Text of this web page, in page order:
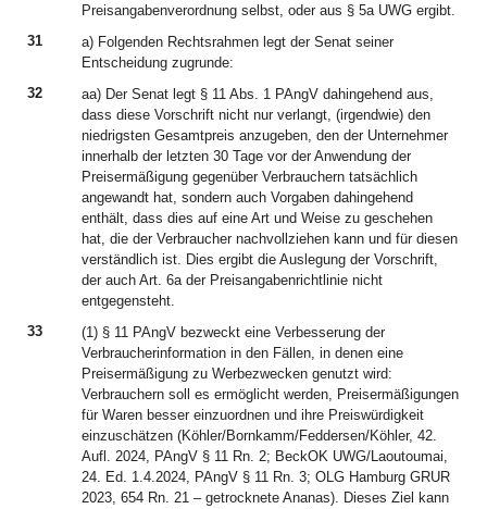
Preisangabenverordnung selbst, oder aus § 5a UWG ergibt.
31
a) Folgenden Rechtsrahmen legt der Senat seiner
Entscheidung zugrunde:
32
aa) Der Senat legt § 11 Abs. 1 PAngV dahingehend aus,
dass diese Vorschrift nicht nur verlangt, (irgendwie) den
niedrigsten Gesamtpreis anzugeben, den der Unternehmer
innerhalb der letzten 30 Tage vor der Anwendung der
Preisermäßigung gegenüber Verbrauchern tatsächlich
angewandt hat, sondern auch Vorgaben dahingehend
enthält, dass dies auf eine Art und Weise zu geschehen
hat, die der Verbraucher nachvollziehen kann und für diesen
verständlich ist. Dies ergibt die Auslegung der Vorschrift,
der auch Art. 6a der Preisangabenrichtlinie nicht
entgegensteht.
33
(1) § 11 PAngV bezweckt eine Verbesserung der
Verbraucherinformation in den Fällen, in denen eine
Preisermäßigung zu Werbezwecken genutzt wird:
Verbrauchern soll es ermöglicht werden, Preisermäßigungen
für Waren besser einzuordnen und ihre Preiswürdigkeit
einzuschätzen (Köhler/Bornkamm/Feddersen/Köhler, 42.
Aufl. 2024, PAngV § 11 Rn. 2; BeckOK UWG/Laoutoumai,
24. Ed. 1.4.2024, PAngV § 11 Rn. 3; OLG Hamburg GRUR
2023, 654 Rn. 21 – getrocknete Ananas). Dieses Ziel kann